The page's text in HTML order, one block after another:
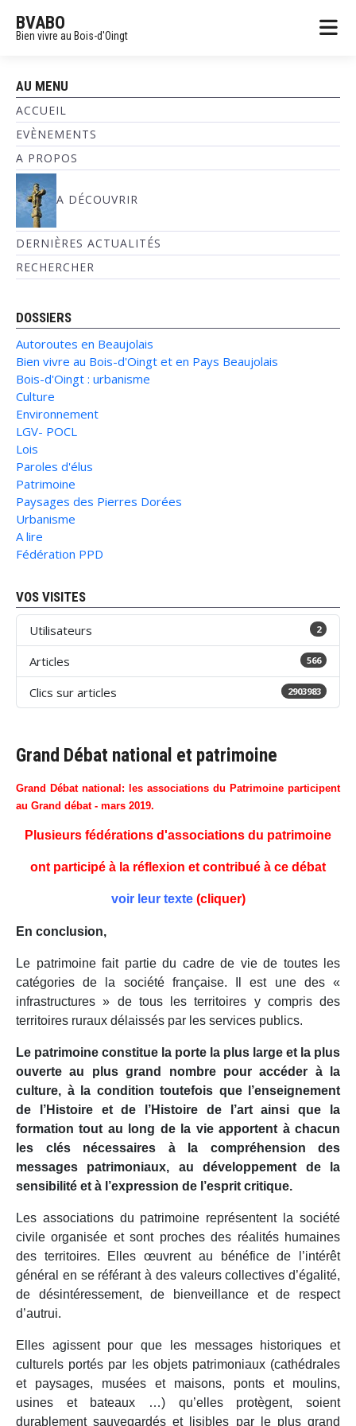
BVABO
Bien vivre au Bois-d'Oingt
AU MENU
ACCUEIL
EVÈNEMENTS
A PROPOS
A DÉCOUVRIR
DERNIÈRES ACTUALITÉS
RECHERCHER
DOSSIERS
Autoroutes en Beaujolais
Bien vivre au Bois-d'Oingt et en Pays Beaujolais
Bois-d'Oingt : urbanisme
Culture
Environnement
LGV- POCL
Lois
Paroles d'élus
Patrimoine
Paysages des Pierres Dorées
Urbanisme
A lire
Fédération PPD
VOS VISITES
Utilisateurs 2
Articles 566
Clics sur articles 2903983
Grand Débat national et patrimoine
Grand Débat national: les associations du Patrimoine participent
au Grand débat - mars 2019.
Plusieurs fédérations d'associations du patrimoine
ont participé à la réflexion et contribué à ce débat
voir leur texte(cliquer)
En conclusion,
Le patrimoine fait partie du cadre de vie de toutes les
catégories de la société française. Il est une des «
infrastructures » de tous les territoires y compris des
territoires ruraux délaissés par les services publics.
Le patrimoine constitue la porte la plus large et la plus
ouverte au plus grand nombre pour accéder à la
culture, à la condition toutefois que l’enseignement
de l’Histoire et de l’Histoire de l’art ainsi que la
formation tout au long de la vie apportent à chacun
les clés nécessaires à la compréhension des
messages patrimoniaux, au développement de la
sensibilité et à l’expression de l’esprit critique.
Les associations du patrimoine représentent la société
civile organisée et sont proches des réalités humaines
des territoires. Elles œuvrent au bénéfice de l’intérêt
général en se référant à des valeurs collectives d’égalité,
de désintéressement, de bienveillance et de respect
d’autrui.
Elles agissent pour que les messages historiques et
culturels portés par les objets patrimoniaux (cathédrales
et paysages, musées et maisons, ponts et moulins,
usines et bateaux …) qu’elles protègent, soient
durablement sauvegardés et lisibles par le plus grand